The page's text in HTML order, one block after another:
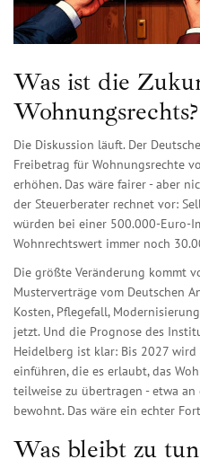
Was ist die
Wohnungsrechts?
Die Diskussion läuft. Der
Freibetrag für Wohnungsrechte
erhöhen. Das wäre fairer - aber
der Steuerberater rechnet vor:
würden bei einer 500.000-Euro-
Wohnrechtswert immer noch
Die größte Veränderung kommt
Musterverträge vom Deutschen
Kosten, Pflegefall,
jetzt. Und die Prognose des
Heidelberg ist klar: Bis 2027 wird
einführen, die es erlaubt, das
teilweise zu übertragen - etwa
bewohnt. Das wäre ein echter
Was bleibt zu